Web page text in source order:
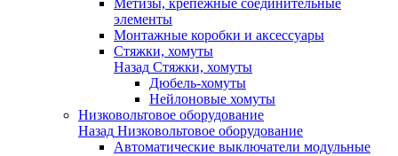
Метизы, крепежные соединительные
элементы
Монтажные коробки и аксессуары
Стяжки, хомуты
Назад Стяжки, хомуты
Дюбель-хомуты
Нейлоновые хомуты
Низковольтовое оборудование
Назад Низковольтовое оборудование
Автоматические выключатели модульные